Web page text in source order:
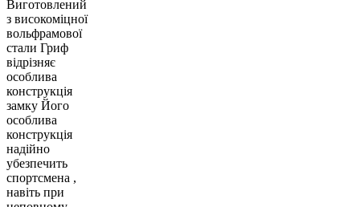
Виготовлений
з високоміцної
вольфрамової
стали Гриф
відрізняє
особлива
конструкція
замку Його
особлива
конструкція
надійно
убезпечить
спортсмена ,
навіть при